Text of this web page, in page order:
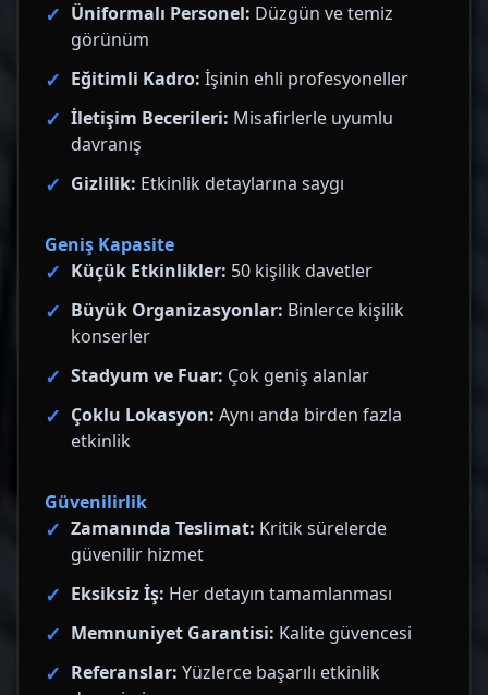
Üniformalı Personel: Düzgün ve temiz
görünüm
Eğitimli Kadro: İşinin ehli profesyoneller
İletişim Becerileri: Misafirlerle uyumlu
davranış
Gizlilik: Etkinlik detaylarına saygı
Geniş Kapasite
Küçük Etkinlikler: 50 kişilik davetler
Büyük Organizasyonlar: Binlerce kişilik
konserler
Stadyum ve Fuar: Çok geniş alanlar
Çoklu Lokasyon: Aynı anda birden fazla
etkinlik
Güvenilirlik
Zamanında Teslimat: Kritik sürelerde
güvenilir hizmet
Eksiksiz İş: Her detayın tamamlanması
Memnuniyet Garantisi: Kalite güvencesi
Referanslar: Yüzlerce başarılı etkinlik